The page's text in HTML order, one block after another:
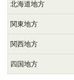
北海道地方
関東地方
関西地方
四国地方